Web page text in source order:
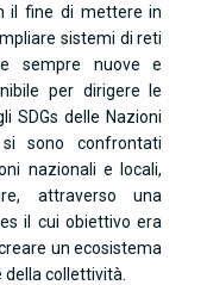
il fine di mettere in
sistemi di reti
sempre nuove e
per dirigere le
SDGs delle Nazioni
sono confrontati
nazionali e locali,
attraverso una
il cui obiettivo era
un ecosistema
collettività.